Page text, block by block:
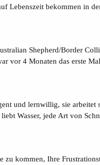
Lebenszeit bekommen in
Shepherd/Border
vor 4 Monaten das erste
und lernwillig, sie
Wasser, jede Art von
zu kommen, Ihre